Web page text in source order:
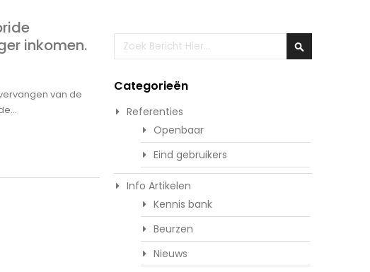
inkomen.
van de
Zoeken
Categorieën
Referenties
Openbaar
Eind gebruikers
Info Artikelen
Kennis bank
Beurzen
Nieuws